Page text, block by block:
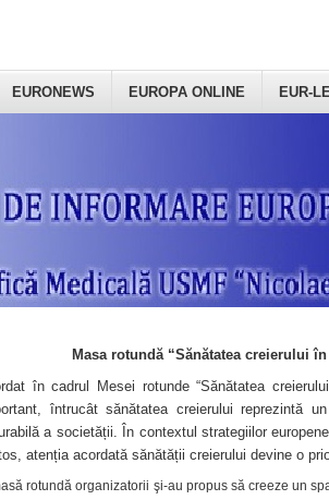
EURONEWS EUROPA ONLINE EUR-
Masa rotundă “Sănătatea creierului
în cadrul Mesei rotunde “Sănătatea
întrucât sănătatea creierului reprezintă
a societății. În contextul strategiilor
atenția acordată sănătății creierului devine o
rotundă organizatorii şi-au propus să creeze un